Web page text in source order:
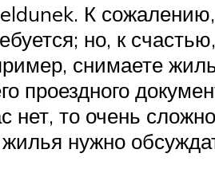
К
но, к
снимаете
проездного
нет, то очень
нужно